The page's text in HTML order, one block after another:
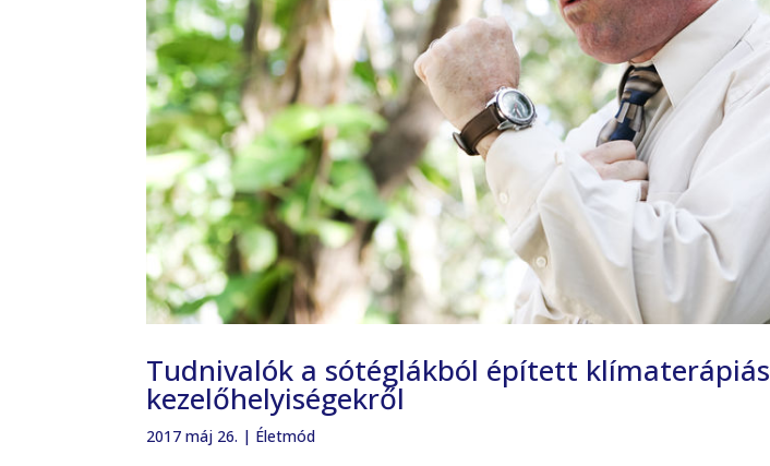
Tudnivalók a sótéglákból épített klímaterápiás
kezelőhelyiségekről
2017 máj 26. | Életmód